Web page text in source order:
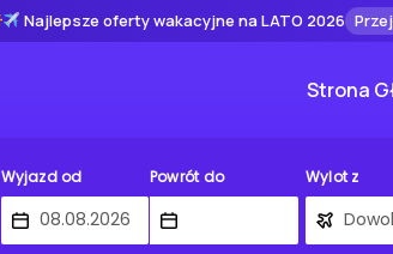
Najlepsze oferty wakacyjne na LATO 2026
Strona
Wyjazd od Powrót do Wylot z